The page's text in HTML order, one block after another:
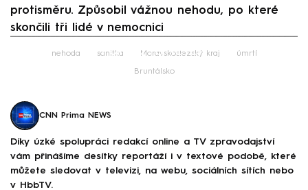
protisměru. Způsobil vážnou nehodu, po které
skončili tři lidé v nemocnici
Failed to fetch
nehoda sanitka Moravskoslezský kraj úmrtí
Bruntálsko
CNN Prima NEWS
Díky úzké spolupráci redakcí online a TV zpravodajství
vám přinášíme desítky reportáží i v textové podobě, které
můžete sledovat v televizi, na webu, sociálních sítích nebo
v HbbTV.